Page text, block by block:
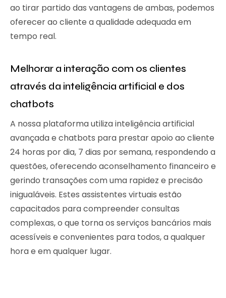
ao tirar partido das vantagens de ambas, podemos
oferecer ao cliente a qualidade adequada em
tempo real.
Melhorar a interação com os clientes
através da inteligência artificial e dos
chatbots
A nossa plataforma utiliza inteligência artificial
avançada e chatbots para prestar apoio ao cliente
24 horas por dia, 7 dias por semana, respondendo a
questões, oferecendo aconselhamento financeiro e
gerindo transações com uma rapidez e precisão
inigualáveis. Estes assistentes virtuais estão
capacitados para compreender consultas
complexas, o que torna os serviços bancários mais
acessíveis e convenientes para todos, a qualquer
hora e em qualquer lugar.